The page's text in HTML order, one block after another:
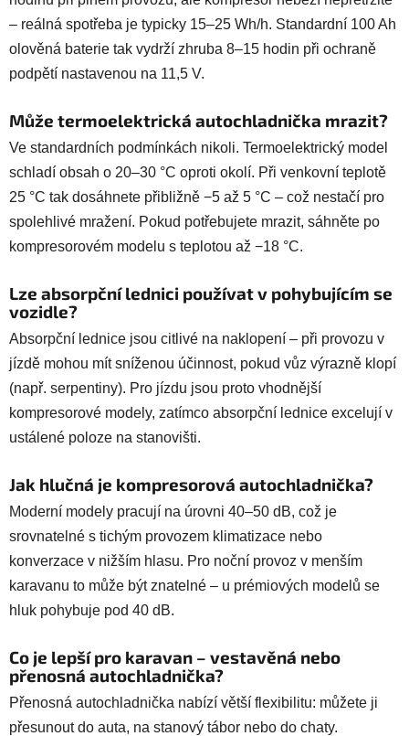
– reálná spotřeba je typicky 15–25 Wh/h. Standardní 100 Ah
olověná baterie tak vydrží zhruba 8–15 hodin při ochraně
podpětí nastavenou na 11,5 V.
Může termoelektrická autochladnička mrazit?
Ve standardních podmínkách nikoli. Termoelektrický model
schladí obsah o 20–30 °C oproti okolí. Při venkovní teplotě
25 °C tak dosáhnete přibližně −5 až 5 °C – což nestačí pro
spolehlivé mražení. Pokud potřebujete mrazit, sáhněte po
kompresorovém modelu s teplotou až −18 °C.
Lze absorpční lednici používat v pohybujícím se
vozidle?
Absorpční lednice jsou citlivé na naklopení – při provozu v
jízdě mohou mít sníženou účinnost, pokud vůz výrazně klopí
(např. serpentiny). Pro jízdu jsou proto vhodnější
kompresorové modely, zatímco absorpční lednice excelují v
ustálené poloze na stanovišti.
Jak hlučná je kompresorová autochladnička?
Moderní modely pracují na úrovni 40–50 dB, což je
srovnatelné s tichým provozem klimatizace nebo
konverzace v nižším hlasu. Pro noční provoz v menším
karavanu to může být znatelné – u prémiových modelů se
hluk pohybuje pod 40 dB.
Co je lepší pro karavan – vestavěná nebo
přenosná autochladnička?
Přenosná autochladnička nabízí větší flexibilitu: můžete ji
přesunout do auta, na stanový tábor nebo do chaty.